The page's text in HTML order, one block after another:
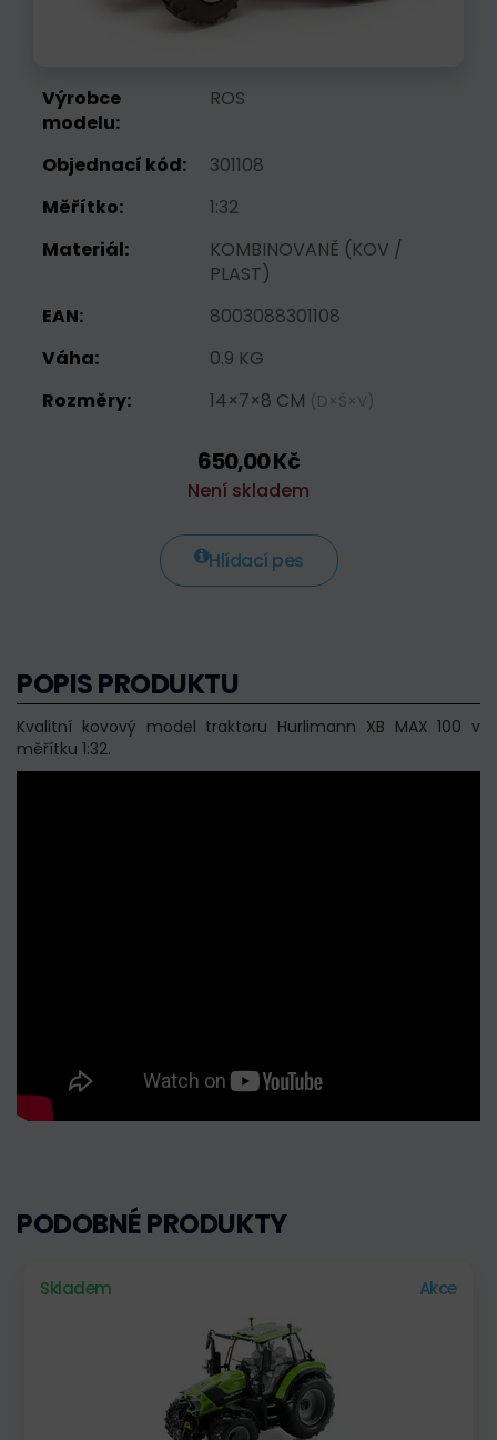
Výrobce
modelu:
ROS
Objednací kód:
301108
Měřítko:
1:32
Materiál:
KOMBINOVANĚ (KOV /
PLAST)
EAN:
8003088301108
Váha:
0.9 KG
Rozměry:
14×7×8 CM (D×Š×V)
650,00 Kč
Není skladem
Hlídací pes
POPIS PRODUKTU
Kvalitní kovový model traktoru Hurlimann XB MAX 100 v
měřítku 1:32.
PODOBNÉ PRODUKTY
Skladem Akce